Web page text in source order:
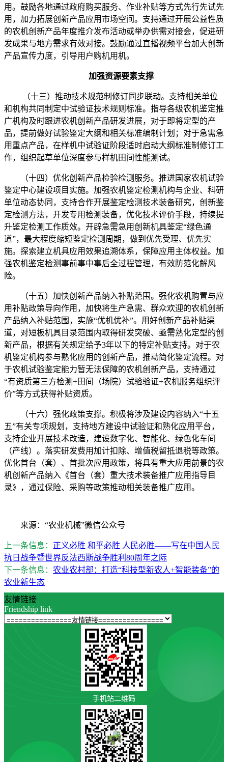
用。鼓励各地通过政府购买服务、作业补贴等方式先行先试先
用，加力拓展创新产品应用市场空间。支持通过开展公益性质
的农机创新产品年度推介发布活动或举办供需对接会，促进研
发成果与地方需求有效对接。鼓励通过直播视频平台加大创新
产品宣传力度，引导用户购机用机。
加强资源要素支撑
（十三）推动技术规范制修订同步联动。支持相关单位
和机构共同制定中试验证技术规则标准。指导各级农机鉴定推
广机构及时跟进农机创新产品研发进展，对于即将定型的产
品，提前做好试验鉴定大纲和相关标准编制计划；对于急需急
用重点产品，在样机中试验证阶段适时启动大纲标准制修订工
作，组织起草单位深度参与样机田间性能测试。
（十四）优化创新产品检验检测服务。推进国家农机试验
鉴定中心建设项目实施。加强农机鉴定检测机构与企业、科研
单位动态协同，支持合作开展鉴定检测技术装备研究，创新鉴
定检测方法，开发专用检测装备，优化技术评价手段，持续提
升鉴定检测工作质效。开辟急需急用创新机具鉴定“绿色通
道”，最大程度缩短鉴定检测周期，做到优先受理、优先实
施。探索建立机具应用效果追溯体系，保障应用主体权益。加
强农机鉴定检测事前事中事后全过程管理，有效防范化解风
险。
（十五）加快创新产品纳入补贴范围。强化农机购置与应
用补贴政策导向作用，加快将生产急需、群众欢迎的农机创新
产品纳入补贴范围，实施“优机优补”。用好创新产品补贴渠
道，对短板机具目录范围内取得研发突破、亟需熟化定型的创
新产品，根据有关规定给予3年以下的特定补贴支持。对于农
机鉴定机构参与熟化应用的创新产品，推动简化鉴定流程。对
于农机试验鉴定能力暂无法保障的农机创新产品，支持通过
“有资质第三方检测+田间（场院）试验验证+农机服务组织评
价”等方式获得补贴资质。
（十六）强化政策支撑。积极将涉及建设内容纳入“十五
五”有关专项规划，支持地方建设中试验证和熟化应用平台，
支持企业开展技术改造，建设数字化、智能化、绿色化车间
（产线）。落实研发费用加计扣除、增值税留抵退税等政策。
优化首台（套）、首批次应用政策，将具有重大应用前景的农
机创新产品纳入《首台（套）重大技术装备推广应用指导目
录》，通过保险、采购等政策推动相关装备推广应用。
来源：“农业机械”微信公众号
上一条信息： 正义必胜 和平必胜 人民必胜——写在中国人民
抗日战争暨世界反法西斯战争胜利80周年之际
下一条信息： 农业农村部：打造“科技型新农人+智能装备”的
农业新生态
友情链接
Friendship link
手机站二维码